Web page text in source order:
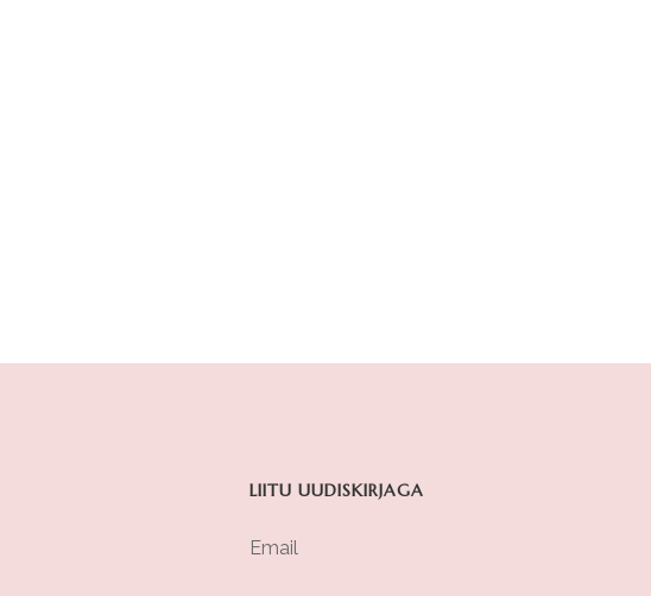
LIITU UUDISKIRJAGA
Email